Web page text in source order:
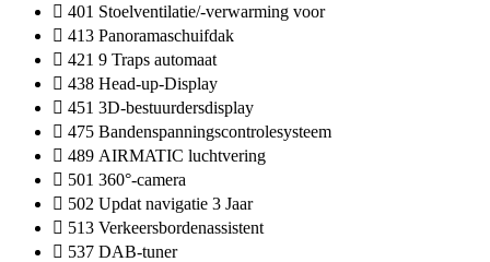
401 Stoelventilatie/-verwarming voor
413 Panoramaschuifdak
421 9 Traps automaat
438 Head-up-Display
451 3D-bestuurdersdisplay
475 Bandenspanningscontrolesysteem
489 AIRMATIC luchtvering
501 360°-camera
502 Updat navigatie 3 Jaar
513 Verkeersbordenassistent
537 DAB-tuner